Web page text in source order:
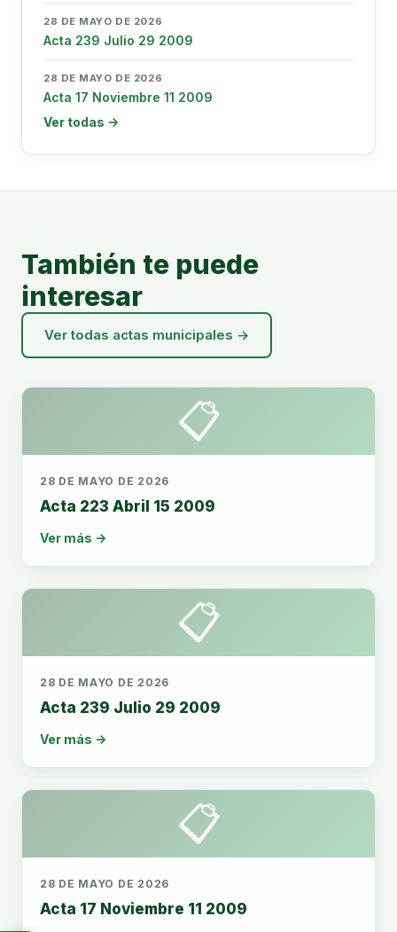
28 DE MAYO DE 2026
Acta 239 Julio 29 2009
28 DE MAYO DE 2026
Acta 17 Noviembre 11 2009
Ver todas →
También te puede
interesar
Ver todas actas municipales →
📋
28 DE MAYO DE 2026
Acta 223 Abril 15 2009
Ver más →
📋
28 DE MAYO DE 2026
Acta 239 Julio 29 2009
Ver más →
📋
28 DE MAYO DE 2026
Acta 17 Noviembre 11 2009